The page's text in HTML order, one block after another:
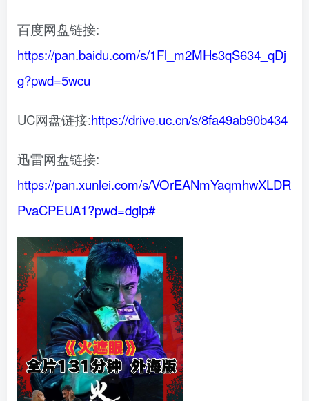
百度网盘链接:
https://pan.baidu.com/s/1Fl_m2MHs3qS634_qDj
g?pwd=5wcu
UC网盘链接:https://drive.uc.cn/s/8fa49ab90b434
迅雷网盘链接:
https://pan.xunlei.com/s/VOrEANmYaqmhwXLDR
PvaCPEUA1?pwd=dgip#